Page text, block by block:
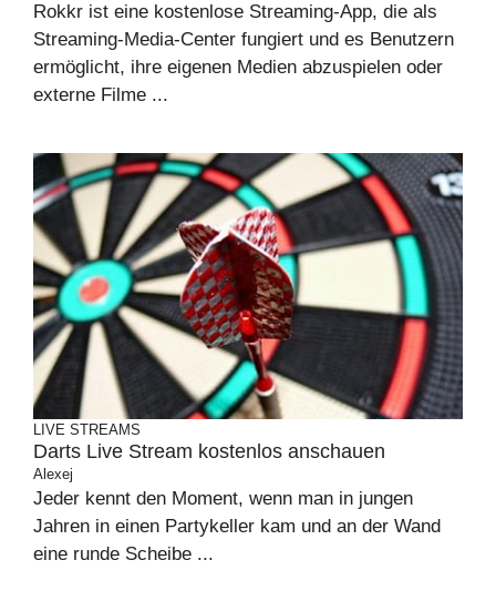
Rokkr ist eine kostenlose Streaming-App, die als
Streaming-Media-Center fungiert und es Benutzern
ermöglicht, ihre eigenen Medien abzuspielen oder
externe Filme ...
LIVE STREAMS
Darts Live Stream kostenlos anschauen
Alexej
Jeder kennt den Moment, wenn man in jungen
Jahren in einen Partykeller kam und an der Wand
eine runde Scheibe ...